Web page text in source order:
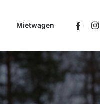
Mietwagen